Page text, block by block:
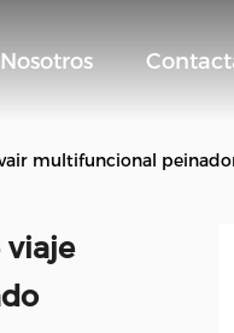
multifuncional